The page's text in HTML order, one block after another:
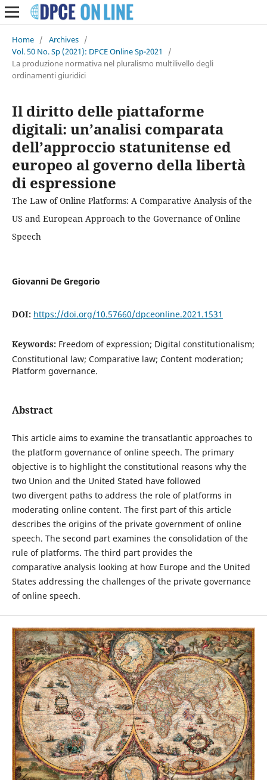
Home / Archives /
Vol. 50 No. Sp (2021): DPCE Online Sp-2021
/
La produzione normativa nel pluralismo multilivello degli
ordinamenti giuridici
Il diritto delle piattaforme
digitali: un’analisi comparata
dell’approccio statunitense ed
europeo al governo della libertà
di espressione
The Law of Online Platforms: A Comparative Analysis of the
US and European Approach to the Governance of Online
Speech
Giovanni De Gregorio
DOI: https://doi.org/10.57660/dpceonline.2021.1531
Keywords: Freedom of expression; Digital constitutionalism;
Constitutional law; Comparative law; Content moderation;
Platform governance.
Abstract
This article aims to examine the transatlantic approaches to
the platform governance of online speech. The primary
objective is to highlight the constitutional reasons why the
two Union and the United Stated have followed
two divergent paths to address the role of platforms in
moderating online content. The first part of this article
describes the origins of the private government of online
speech. The second part examines the consolidation of the
rule of platforms. The third part provides the
comparative analysis looking at how Europe and the United
States addressing the challenges of the private governance
of online speech.